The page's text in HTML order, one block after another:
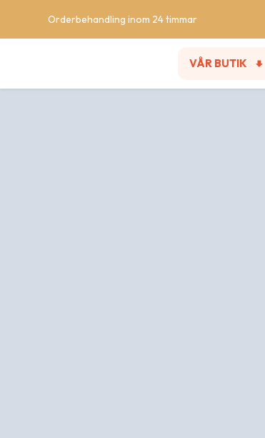
Orderbehandling inom 24 timmar
VÅR BUTIK